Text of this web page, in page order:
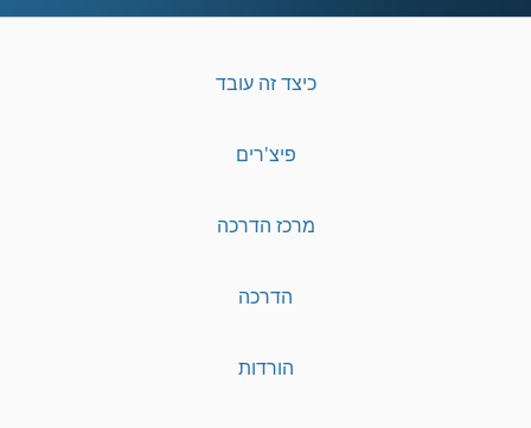
כיצד זה עובד
פיצ'רים
מרכז הדרכה
הדרכה
הורדות